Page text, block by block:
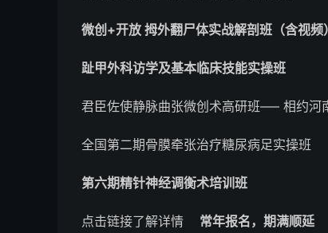
微创+开放 拇外翻尸体实战解剖班（含视频）
趾甲外科访学及基本临床技能实操班
君臣佐使静脉曲张微创术高研班—– 相约河
全国第二期骨膜牵张治疗糖尿病足实操班
第六期精针神经调衡术培训班
点击链接了解详情 常年报名，期满顺延